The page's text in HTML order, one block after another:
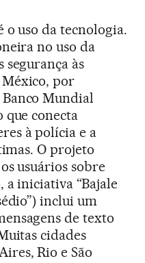
uso da tecnologia.
no uso da
às
por
Mundial
conecta
à polícia e a
O projeto
usuários sobre
iniciativa “Bajale
inclui um
de texto
cidades
Rio e São